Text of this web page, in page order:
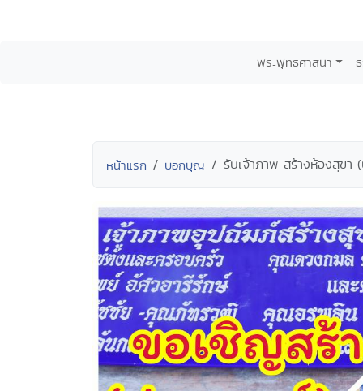
พระพุทธศาสนา
หน้าแรก บอกบุญ รับเจ้าภาพ สร้างห้องสุข